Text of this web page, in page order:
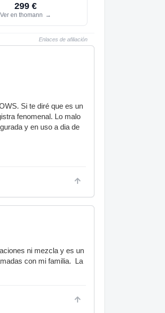
299 €
Ver en thomann →
Enlaces de afiliación
Si te diré que es un
fenomenal. Lo malo
y en uso a dia de
ni mezcla y es un
con mi familia. La